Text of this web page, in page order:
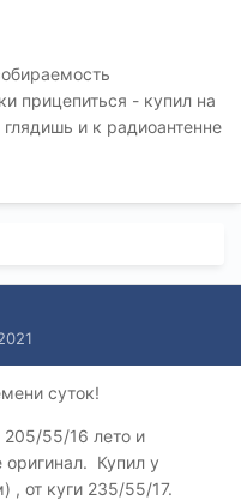
прицепиться - купил на
и к радиоантенне
суток!
55/16 лето и
Купил у
, от куги 235/55/17.